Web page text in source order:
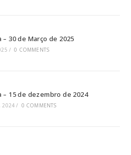
30 de Março de 2025
/ 0 COMMENTS
– 15 de dezembro de 2024
2024 / 0 COMMENTS